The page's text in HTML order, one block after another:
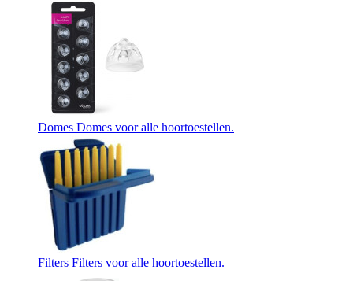
Domes Domes voor alle hoortoestellen.
Filters Filters voor alle hoortoestellen.